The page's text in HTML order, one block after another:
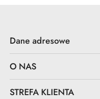
Dane adresowe
O NAS
STREFA KLIENTA